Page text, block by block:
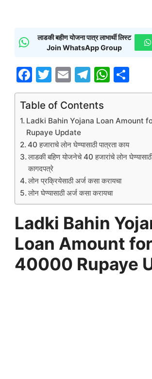
लाडकी बहीण योजना पात्र लाभार्थी लिस्ट
Join WhatsApp Group
F
a
c
e
b
o
o
k
T
w
itt
er
E
m
ai
l
T
el
e
gr
a
m
W
h
s
p
h
e
Table of Contents
Ladki Bahin Yojana Loan Amount
Rupaye Update
40 हजाराचे लोन घेण्यासाठी पात्रता काय
लाडकी बहिण योजनेचे 40 हजारांचे लोन
कागदपत्रे
लोन प्रक्रियेसाठी अर्ज कसा करायचा
लोन घेण्यासाठी अर्ज कसा करायचा
Ladki Bahin
Loan Amount for
40000 Rupaye